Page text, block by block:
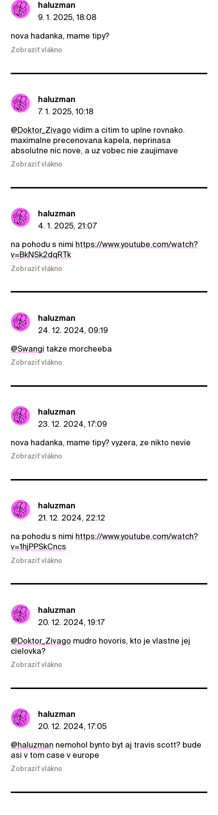
haluzman
9. 1. 2025, 18:08
nova hadanka, mame tipy?
Zobraziť vlákno
haluzman
7. 1. 2025, 10:18
@Doktor_Zivago vidim a citim to uplne rovnako.
maximalne precenovana kapela, neprinasa
absolutne nic nove, a uz vobec nie zaujimave
Zobraziť vlákno
haluzman
4. 1. 2025, 21:07
na pohodu s nimi https://www.youtube.com/watch?
v=BkNSk2dqRTk
Zobraziť vlákno
haluzman
24. 12. 2024, 09:19
@Swangi takze morcheeba
Zobraziť vlákno
haluzman
23. 12. 2024, 17:09
nova hadanka, mame tipy? vyzera, ze nikto nevie
Zobraziť vlákno
haluzman
21. 12. 2024, 22:12
na pohodu s nimi https://www.youtube.com/watch?
v=1hjPPSkCncs
Zobraziť vlákno
haluzman
20. 12. 2024, 19:17
@Doktor_Zivago mudro hovoris, kto je vlastne jej
cielovka?
Zobraziť vlákno
haluzman
20. 12. 2024, 17:05
@haluzman nemohol bynto byt aj travis scott? bude
asi v tom case v europe
Zobraziť vlákno